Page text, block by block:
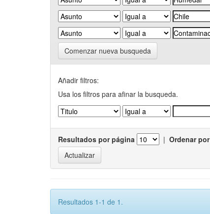
Comenzar nueva busqueda
Añadir filtros:
Usa los filtros para afinar la busqueda.
Resultados por página | Ordenar por
Resultados 1-1 de 1.